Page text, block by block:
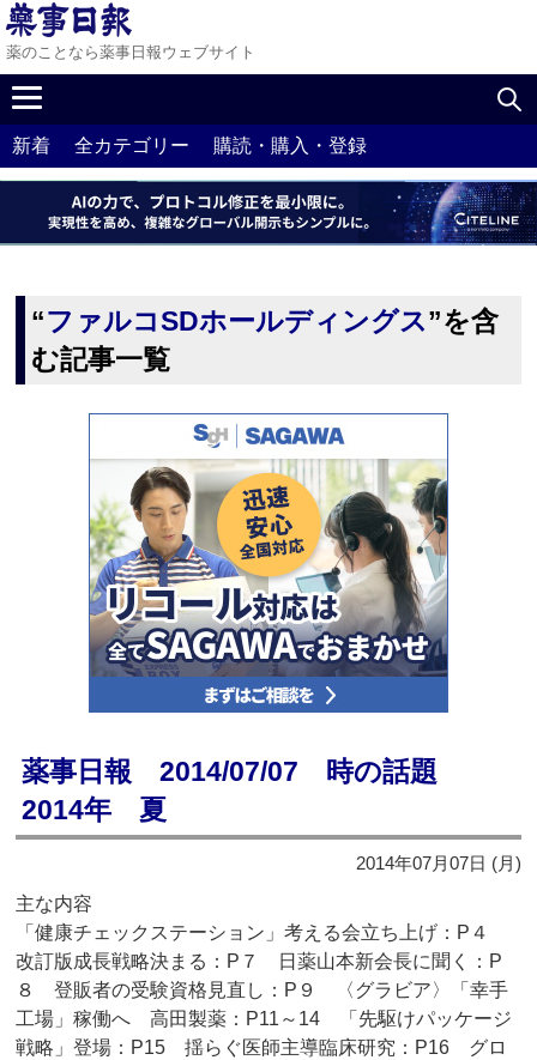
薬のことなら薬事日報ウェブサイト
新着 全カテゴリー 購読・購入・登録
“ファルコSDホールディングス”を含
む記事一覧
薬事日報 2014/07/07 時の話題
2014年 夏
2014年07月07日 (月)
主な内容
「健康チェックステーション」考える会立ち上げ：P４
改訂版成長戦略決まる：P７ 日薬山本新会長に聞く：P
８ 登販者の受験資格見直し：P９ 〈グラビア〉「幸手
工場」稼働へ 高田製薬：P11～14 「先駆けパッケージ
戦略」登場：P15 揺らぐ医師主導臨床研究：P16 グロ